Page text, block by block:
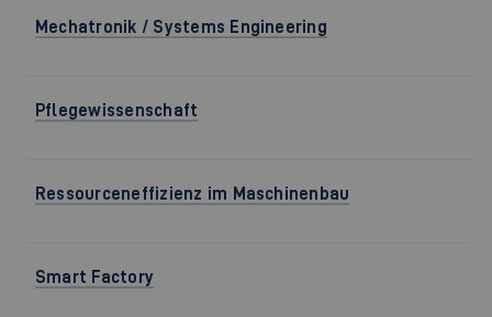
Mechatronik / Systems Engineering
Pflegewissenschaft
Ressourceneffizienz im Maschinenbau
Smart Factory